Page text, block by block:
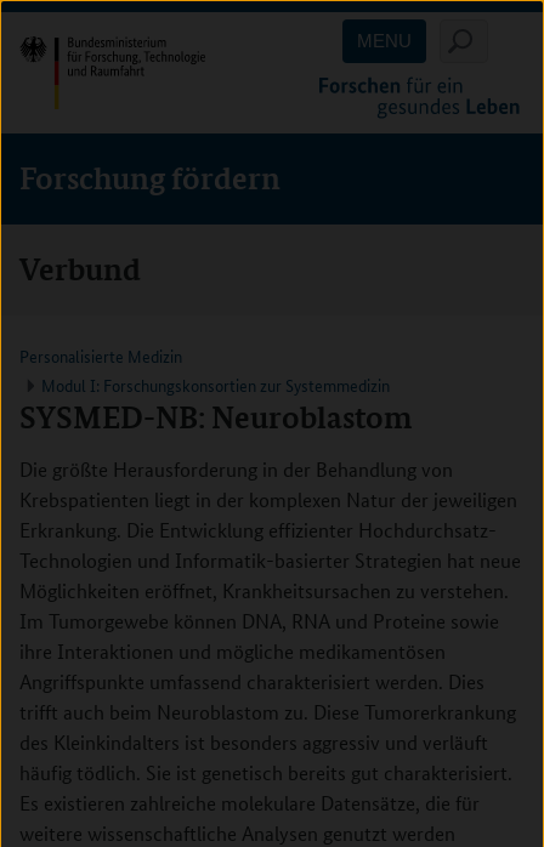
Direkt
zum
Inhalt
(Eingabetaste)
Direkt
zum
Hauptmenu
(Eingabetaste)
Direkt
zur
Suche
(Eingabetaste)
MENU
Forschung fördern
Verbund
Personalisierte Medizin
Modul I: Forschungskonsortien zur Systemmedizin
SYSMED-NB: Neuroblastom
Die größte Herausforderung in der Behandlung von
Krebspatienten liegt in der komplexen Natur der jeweiligen
Erkrankung. Die Entwicklung effizienter Hochdurchsatz-
Technologien und Informatik-basierter Strategien hat neue
Möglichkeiten eröffnet, Krankheitsursachen zu verstehen.
Im Tumorgewebe können DNA, RNA und Proteine sowie
ihre Interaktionen und mögliche medikamentösen
Angriffspunkte umfassend charakterisiert werden. Dies
trifft auch beim Neuroblastom zu. Diese Tumorerkrankung
des Kleinkindalters ist besonders aggressiv und verläuft
häufig tödlich. Sie ist genetisch bereits gut charakterisiert.
Es existieren zahlreiche molekulare Datensätze, die für
weitere wissenschaftliche Analysen genutzt werden